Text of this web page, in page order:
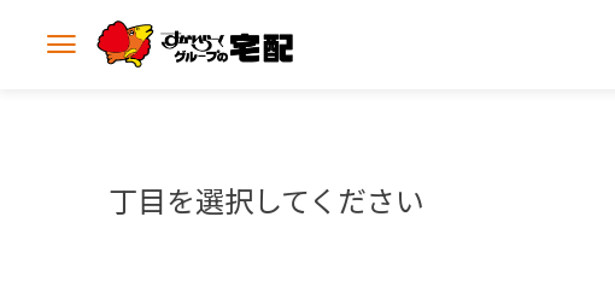
メ
丁目を選択してください